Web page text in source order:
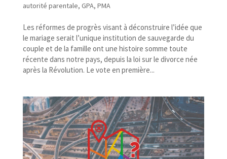
autorité parentale, GPA, PMA
Les réformes de progrès visant à déconstruire l’idée que
le mariage serait l’unique institution de sauvegarde du
couple et de la famille ont une histoire somme toute
récente dans notre pays, depuis la loi sur le divorce née
après la Révolution. Le vote en première...